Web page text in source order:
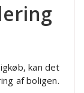
kan det
af boligen.